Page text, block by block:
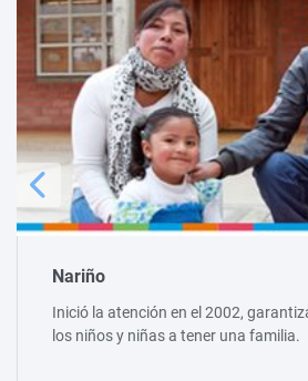
Nariño
Inició la atención en el 2002,
los niños y niñas a tener una familia.